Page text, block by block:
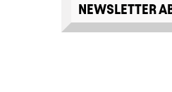
NEWSLETTER